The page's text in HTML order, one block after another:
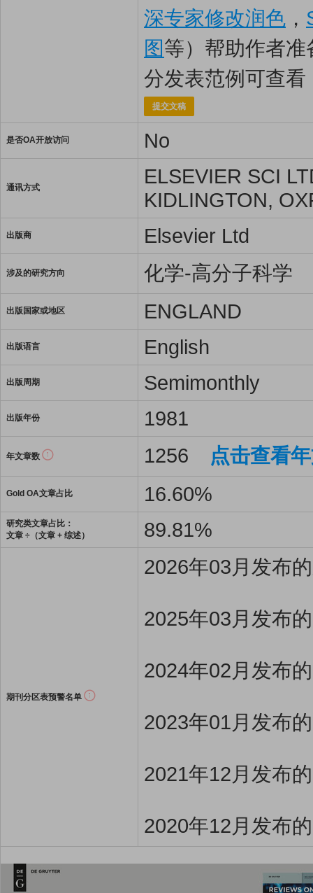
深专家修改润色 ，
图等）帮助作者
分发表范例可查看
提交文稿
是否OA开放访问 No
通讯方式
ELSEVIER SCI
KIDLINGTON,
出版商 Elsevier Ltd
涉及的研究方向 化学-高分子科学
出版国家或地区 ENGLAND
出版语言 English
出版周期 Semimonthly
出版年份 1981
年文章数 1256 点击查看
Gold OA文章占比 16.60%
研究类文章占比：
文章 ÷（文章 + 综述）
89.81%
期刊分区表预警名单
2026年03月发布
2025年03月发布
2024年02月发布
2023年01月发布
2021年12月发布
2020年12月发布